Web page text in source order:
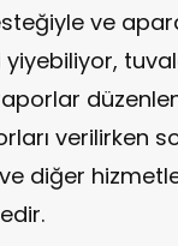
ve
verilirken
diğer